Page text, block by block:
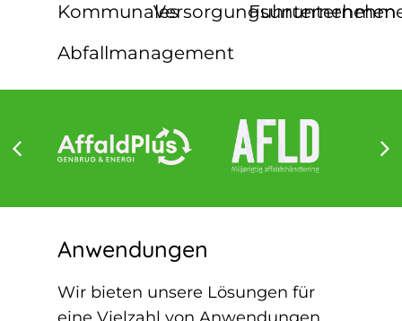
Kommunales
Abfallmanagement
Versorgungsunternehmen
Anwendungen
Wir bieten unsere Lösungen für